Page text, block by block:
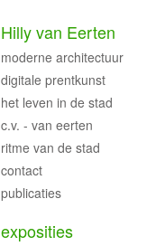
Hilly van Eerten
moderne architectuur
digitale prentkunst
het leven in de stad
c.v. - van eerten
ritme van de stad
contact
publicaties
exposities